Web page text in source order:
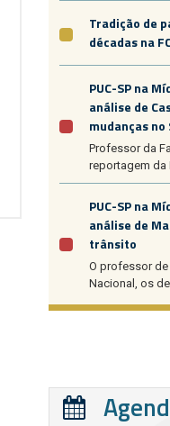
Tradição de
décadas na
PUC-SP na
análise de
mudanças no
Professor da
reportagem da
PUC-SP na
análise de
trânsito
O professor de
Nacional, os